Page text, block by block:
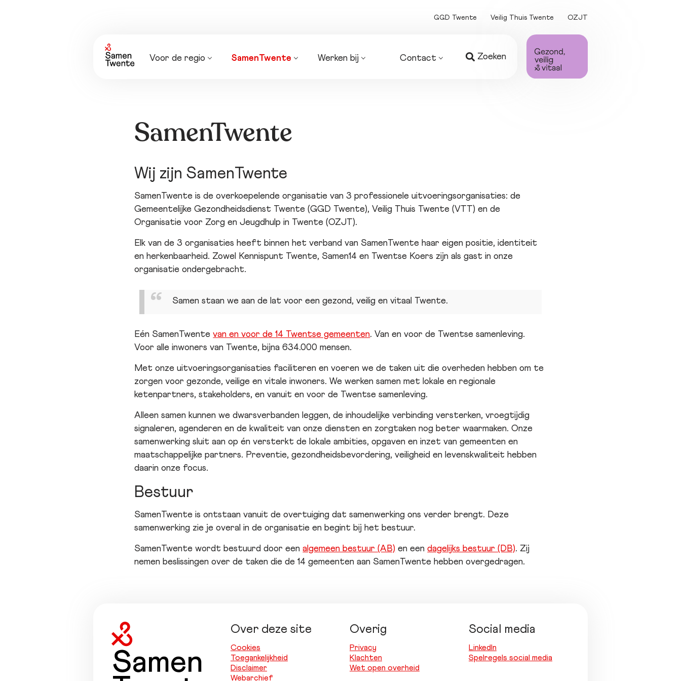
GGD Twente Veilig Thuis Twente OZJT
Voor de regio SamenTwente
Coalities
Planning &
control-
Werken bij Contact Zoeken
SamenTwente
Wij zijn SamenTwente
SamenTwente is de overkoepelende organisatie van 3 professionele uitvoeringsorganisaties: de
Gemeentelijke Gezondheidsdienst Twente (GGD Twente), Veilig Thuis Twente (VTT) en de
Organisatie voor Zorg en Jeugdhulp in Twente (OZJT).
Elk van de 3 organisaties heeft binnen het verband van SamenTwente haar eigen positie, identiteit
en herkenbaarheid. Zowel Kennispunt Twente, Samen14 en Twentse Koers zijn als gast in onze
organisatie ondergebracht.
Samen staan we aan de lat voor een gezond, veilig en vitaal Twente.
Eén SamenTwentevan en voor de 14 Twentse gemeenten. Van en voor de Twentse samenleving.
Voor alle inwoners van Twente, bijna 634.000 mensen.
Met onze uitvoeringsorganisaties faciliteren en voeren we de taken uit die overheden hebben om te
zorgen voor gezonde, veilige en vitale inwoners. We werken samen met lokale en regionale
ketenpartners, stakeholders, en vanuit en voor de Twentse samenleving.
Alleen samen kunnen we dwarsverbanden leggen, de inhoudelijke verbinding versterken, vroegtijdig
signaleren, agenderen en de kwaliteit van onze diensten en zorgtaken nog beter waarmaken. Onze
samenwerking sluit aan op én versterkt de lokale ambities, opgaven en inzet van gemeenten en
maatschappelijke partners. Preventie, gezondheidsbevordering, veiligheid en levenskwaliteit hebben
daarin onze focus.
Bestuur
SamenTwente is ontstaan vanuit de overtuiging dat samenwerking ons verder brengt. Deze
samenwerking zie je overal in de organisatie en begint bij het bestuur.
SamenTwente wordt bestuurd door eenalgemeen bestuur (AB) en eendagelijks bestuur (DB). Zij
nemen beslissingen over de taken die de 14 gemeenten aan SamenTwente hebben overgedragen.
Over deze site
Cookies
Toegankelijkheid
Disclaimer
Webarchief
Overig
Privacy
Klachten
Wet open overheid
Social media
LinkedIn
Spelregels social media